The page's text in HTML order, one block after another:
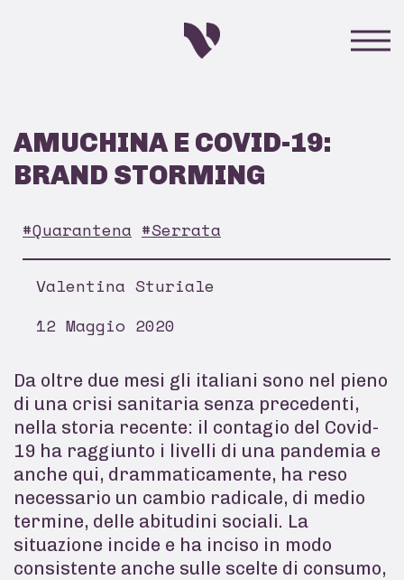
AMUCHINA E COVID-19:
BRAND STORMING
#Quarantena #Serrata
Valentina Sturiale
12 Maggio 2020
Da oltre due mesi gli italiani sono nel pieno
di una crisi sanitaria senza precedenti,
nella storia recente: il contagio del Covid-
19 ha raggiunto i livelli di una pandemia e
anche qui, drammaticamente, ha reso
necessario un cambio radicale, di medio
termine, delle abitudini sociali. La
situazione incide e ha inciso in modo
consistente anche sulle scelte di consumo,